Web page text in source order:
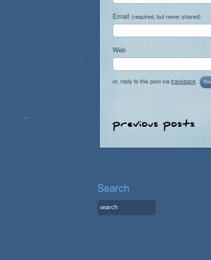
Email (required, but never shared)
Web
or, reply to this post viatrackback.
Search